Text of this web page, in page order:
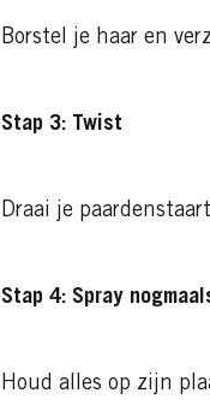
Borstel je haar en
Stap 3: Twist
Draai je
Stap 4: Spray
Houd alles op zijn